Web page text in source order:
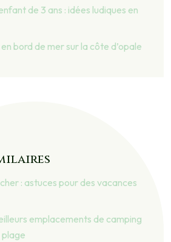
de 3 ans : idées ludiques en
bord de mer sur la côte d’opale
: astuces pour des vacances
emplacements de camping